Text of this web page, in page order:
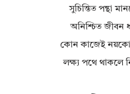
সুচিন্তিত পন্থা
অনিশ্চিত জীবন
কোন কাজেই নয়কো
লক্ষ্য পথে থাকলে